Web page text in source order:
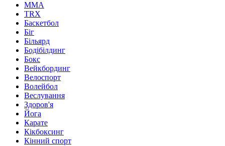
MMA
TRX
Баскетбол
Біг
Більярд
Бодібілдинг
Бокс
Вейкбординг
Велоспорт
Волейбол
Веслування
Здоров'я
Йога
Карате
Кікбоксинг
Кінний спорт